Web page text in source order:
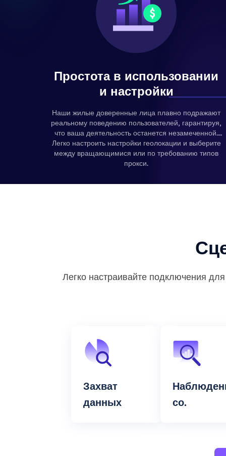
Простота в использовании
и настройки
Наши жилые доверенные лица плавно подражают
реальному поведению пользователей, гарантируя,
что ваша деятельность останется незамеченной.
Легко настроить настройки геолокации и выберите
между вращающимися или по требованию типов
прокси.
Легко настраивайте подключения
Захват
данных
со.